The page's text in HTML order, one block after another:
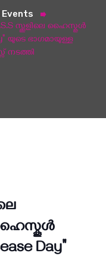
Events
സ്ക്കൂളിലെ ഹൈസ്കൂൾ
യുടെ ഭാഗമായുള്ള
നടത്തി
ഹൈസ്കൂൾ
Day"